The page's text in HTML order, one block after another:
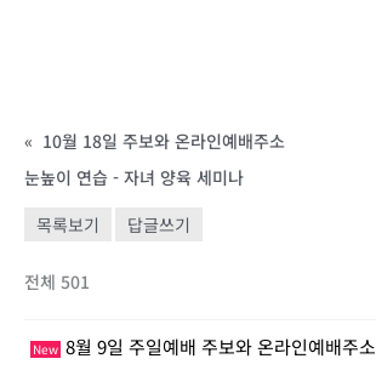
« 10월 18일 주보와 온라인예배주소
눈높이 연습 - 자녀 양육 세미나
목록보기
답글쓰기
전체 501
New 8월 9일 주일예배 주보와 온라인예배주소